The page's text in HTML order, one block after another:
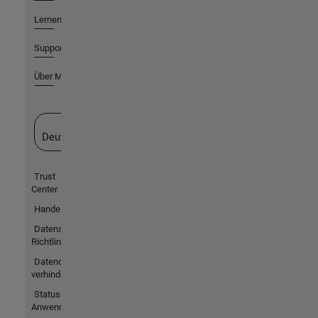
Lernen
Support
Über MathWorks
Deutschland
Trust
Center
Handelsmarken
Datenschutz-
Richtlinien
Datendiebstahl
verhindern
Status von
Anwendungen